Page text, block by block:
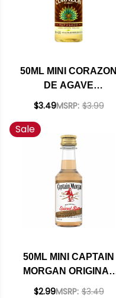
50ML MINI CORAZON
DE AGAVE
REPOSADO TEQUILA
$3.49MSRP: $3.99
Sale
50ML MINI CAPTAIN
MORGAN ORIGINAL
SPICED RUM
$2.99MSRP: $3.49